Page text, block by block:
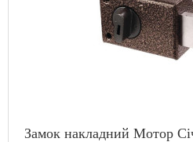
Замок накладний Мотор